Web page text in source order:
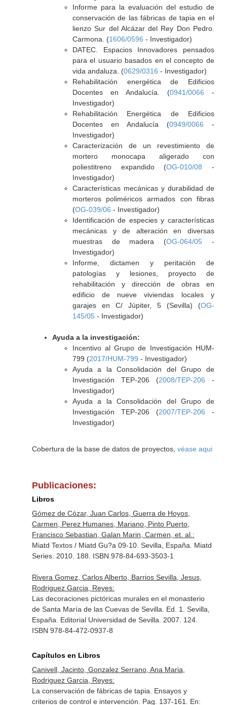
Informe para la evaluación del estudio de
conservación de las fábricas de tapia en el
lienzo Sur del Alcázar del Rey Don Pedro.
Carmona. (1606/0596 - Investigador)
DATEC. Espacios Innovadores pensados
para el usuario basados en el concepto de
vida andaluza. (0629/0316 - Investigador)
Rehabilitación energética de Edificios
Docentes en Andalucía. (0941/0066 -
Investigador)
Rehabilitación Energética de Edificios
Docentes en Andalucía (0949/0066 -
Investigador)
Caracterización de un revestimiento de
mortero monocapa aligerado con
poliestitreno expandido (OG-010/08 -
Investigador)
Características mecánicas y durabilidad de
morteros poliméricos armados con fibras
(OG-039/06 - Investigador)
Identificación de especies y características
mecánicas y de alteración en diversas
muestras de madera (OG-064/05 -
Investigador)
Informe, dictamen y peritación de
patologías y lesiones, proyecto de
rehabilitación y dirección de obras en
edificio de nueve viviendas locales y
garajes en C/ Júpiter, 5 (Sevilla) (OG-
145/05- Investigador)
Ayuda a la investigación:
Incentivo al Grupo de Investigación HUM-
799 (2017/HUM-799 - Investigador)
Ayuda a la Consolidación del Grupo de
Investigación TEP-206 (2008/TEP-206 -
Investigador)
Ayuda a la Consolidación del Grupo de
Investigación TEP-206 (2007/TEP-206 -
Investigador)
Cobertura de la base de datos de proyectos, véase aqui
Publicaciones:
Libros
Gómez de Cózar, Juan Carlos, Guerra de Hoyos,
Carmen, Perez Humanes, Mariano, Pinto Puerto,
Francisco Sebastian, Galan Marin, Carmen, et. al.:
Miatd Textos / Miatd Gu?a 09-10. Sevilla, España. Miatd
Series. 2010. 188. ISBN 978-84-693-3503-1
Rivera Gomez, Carlos Alberto, Barrios Sevilla, Jesus,
Rodriguez Garcia, Reyes:
Las decoraciones pictóricas murales en el monasterio
de Santa María de las Cuevas de Sevilla. Ed. 1. Sevilla,
España. Editorial Universidad de Sevilla. 2007. 124.
ISBN 978-84-472-0937-8
Capítulos en Libros
Canivell, Jacinto, Gonzalez Serrano, Ana Maria,
Rodriguez Garcia, Reyes:
La conservación de fábricas de tapia. Ensayos y
criterios de control e intervención. Pag. 137-161. En: